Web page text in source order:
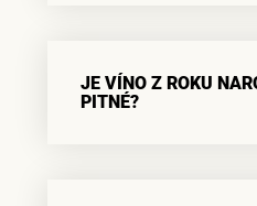
JE VÍNO Z ROKU
PITNÉ?